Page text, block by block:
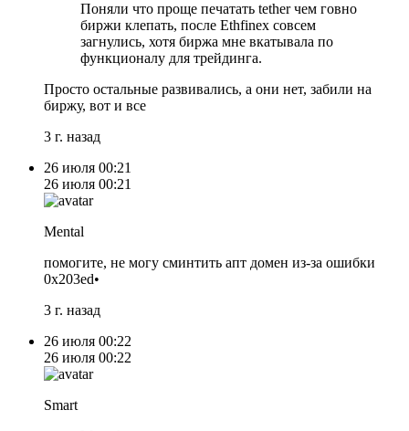
Поняли что проще печатать tether чем говно
биржи клепать, после Ethfinex совсем
загнулись, хотя биржа мне вкатывала по
функционалу для трейдинга.
Просто остальные развивались, а они нет, забили на
биржу, вот и все
3 г. назад
26 июля 00:21
26 июля 00:21
Mental
помогите, не могу сминтить апт домен из-за ошибки
0x203ed•
3 г. назад
26 июля 00:22
26 июля 00:22
Smart